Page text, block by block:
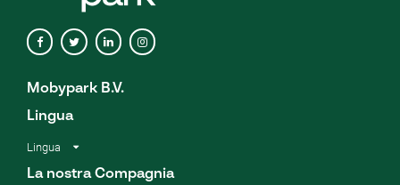
Mobypark B.V.
Lingua
Lingua
La nostra Compagnia